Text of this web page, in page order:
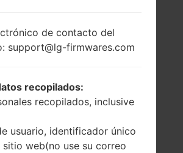
de
Cortex-A57
MSM8992
de contacto del
support@lg-firmwares.com
recopilados:
recopilados, inclusive
usuario, identificador único
sitio web(no use su correo